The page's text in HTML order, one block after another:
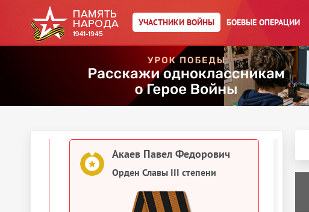
УЧАСТНИКИ ВОЙНЫ БОЕВЫЕ ОПЕРАЦИИ
1944
Документы о награждении
Акаев Павел Федорович
Акаев Павел Федорович
Орден Славы III степени